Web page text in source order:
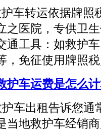
车转运依据牌照
之医院，专供卫
通工具：如救护
，免征使用牌照
护车运费是怎么
护车出租告诉您
当地救护车经销